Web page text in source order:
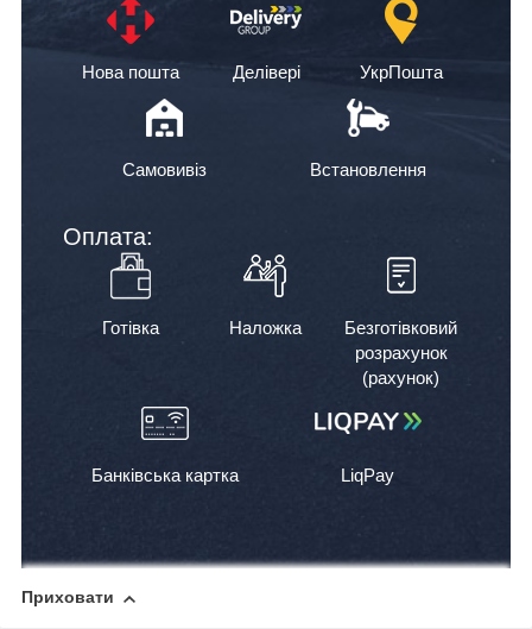
Нова пошта Делівері УкрПошта
Самовивіз Встановлення
Оплата:
Готівка Наложка
Безготівковий
розрахунок
(рахунок)
Банківська картка LiqPay
Приховати